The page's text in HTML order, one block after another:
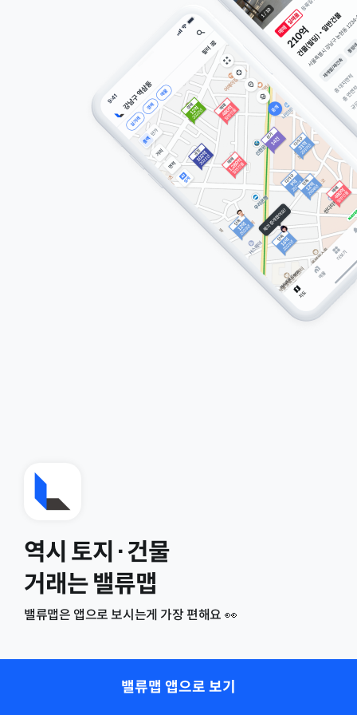
역시 토지·건물
거래는 밸류맵
밸류맵은 앱으로 보시는게 가장 편해요 👀
밸류맵 앱으로 보기